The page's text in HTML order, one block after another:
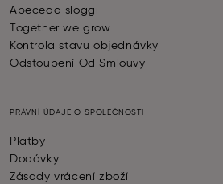
Abeceda sloggi
Together we grow
Kontrola stavu objednávky
Odstoupení Od Smlouvy
PRÁVNÍ ÚDAJE O SPOLEČNOSTI
Platby
Dodávky
Zásady vrácení zboží